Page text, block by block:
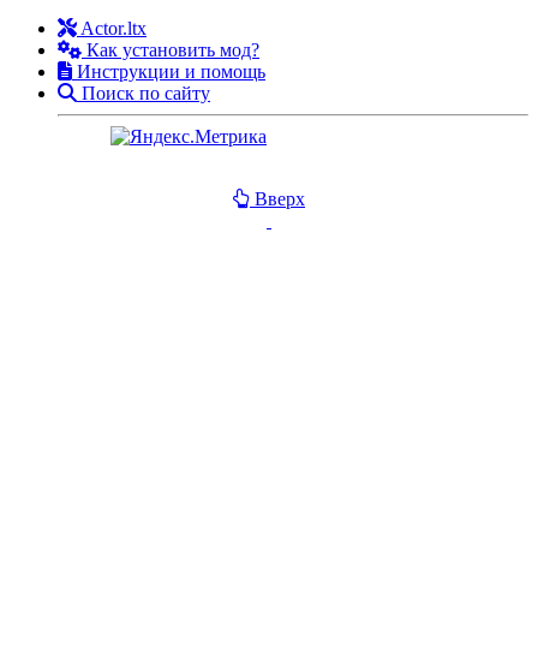
Actor.ltx
Как установить мод?
Инструкции и помощь
Поиск по сайту
Вверх